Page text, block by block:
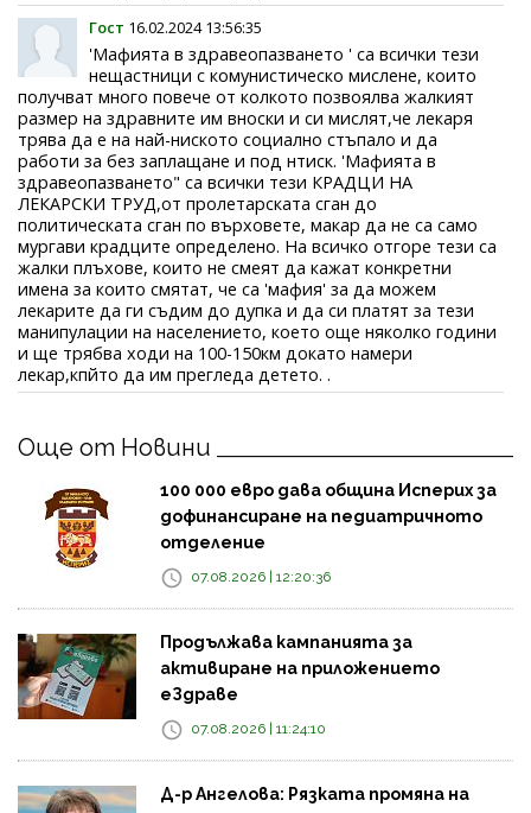
Гост 16.02.2024 13:56:35
'Мафията в здравеопазването ' са всички тези
нещастници с комунистическо мислене, които
получват много повече от колкото позвоялва жалкият
размер на здравните им вноски и си мислят,че лекаря
трява да е на най-ниското социално стъпало и да
работи за без заплащане и под нтиск. 'Мафията в
здравеопазването" са всички тези КРАДЦИ НА
ЛЕКАРСКИ ТРУД,от пролетарската сган до
политическата сган по върховете, макар да не са само
мургави крадците определено. На всичко отгоре тези са
жалки плъхове, които не смеят да кажат конкретни
имена за които смятат, че са 'мафия' за да можем
лекарите да ги съдим до дупка и да си платят за тези
манипулации на населението, което още няколко години
и ще трябва ходи на 100-150км докато намери
лекар,кпйто да им прегледа детето. .
Още от Новини
100 000 евро дава община Исперих за
дофинансиране на педиатричното
отделение
07.08.2026 | 12:20:36
Продължава кампанията за
активиране на приложението
еЗдраве
07.08.2026 | 11:24:10
Д-р Ангелова: Рязката промяна на